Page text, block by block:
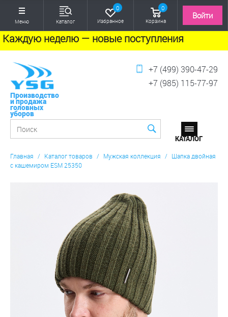
Меню Каталог
0
Избранное
0
Корзина
Войти
Каждую неделю — новые поступления
Производство
и продажа
головных
уборов
+7 (499) 390-47-29
+7 (985) 115-77-97
Главная / Каталог товаров / Мужская коллекция / Шапка двойная
с кашемиром ESM 25350